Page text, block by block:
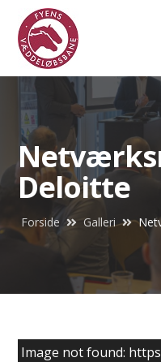
Deloitte
Forside Galleri
Image not found: